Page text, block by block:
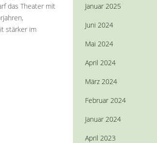
das Theater mit
stärker im
Januar 2025
Juni 2024
Mai 2024
April 2024
März 2024
Februar 2024
Januar 2024
April 2023